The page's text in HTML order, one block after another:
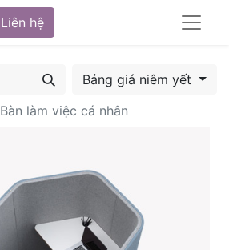
Liên hệ
Bảng giá niêm yết
Bàn làm việc cá nhân